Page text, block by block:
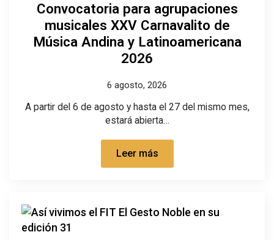
Convocatoria para agrupaciones
musicales XXV Carnavalito de
Música Andina y Latinoamericana
2026
6 agosto, 2026
A partir del 6 de agosto y hasta el 27 del mismo mes,
estará abierta…
Leer más